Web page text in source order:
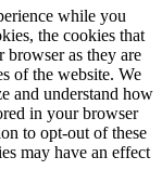
while you
the cookies that
browser as they are
of the website. We
and understand how
in your browser
to opt-out of these
may have an effect